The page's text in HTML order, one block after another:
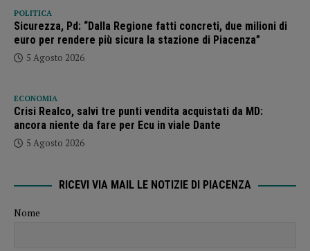
POLITICA
Sicurezza, Pd: “Dalla Regione fatti concreti, due milioni di
euro per rendere più sicura la stazione di Piacenza”
5 Agosto 2026
ECONOMIA
Crisi Realco, salvi tre punti vendita acquistati da MD:
ancora niente da fare per Ecu in viale Dante
5 Agosto 2026
RICEVI VIA MAIL LE NOTIZIE DI PIACENZA
Nome